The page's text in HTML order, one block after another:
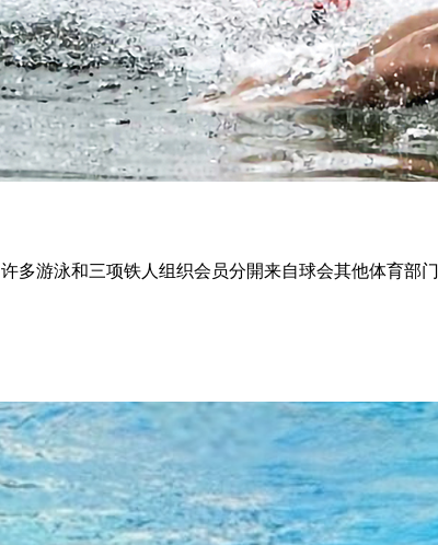
许多游泳和三项铁人组织会员分開来自球会其他体育部门